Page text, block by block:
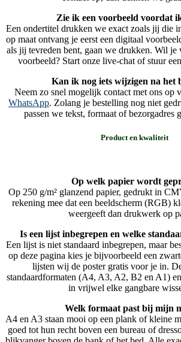
Zie ik een voorbeeld voordat
Een ondertitel drukken we exact zoals jij die
op maat ontvang je eerst een digitaal
als jij tevreden bent, gaan we drukken. Wil je
voorbeeld? Start onze live-chat of stuur een
Kan ik nog iets wijzigen na het
Neem zo snel mogelijk contact met ons op
WhatsApp. Zolang je bestelling nog niet
passen we tekst, formaat of bezorgadres
Product en kwaliteit
Op welk papier wordt
Op 250 g/m² glanzend papier, gedrukt in
rekening mee dat een beeldscherm (RGB)
weergeeft dan drukwerk op
Is een lijst inbegrepen en welke
Een lijst is niet standaard inbegrepen, maar
op deze pagina kies je bijvoorbeeld een
lijsten wij de poster gratis voor je in.
standaardformaten (A4, A3, A2, B2 en A1)
in vrijwel elke gangbare
Welk formaat past bij mijn
A4 en A3 staan mooi op een plank of kleine
goed tot hun recht boven een bureau of